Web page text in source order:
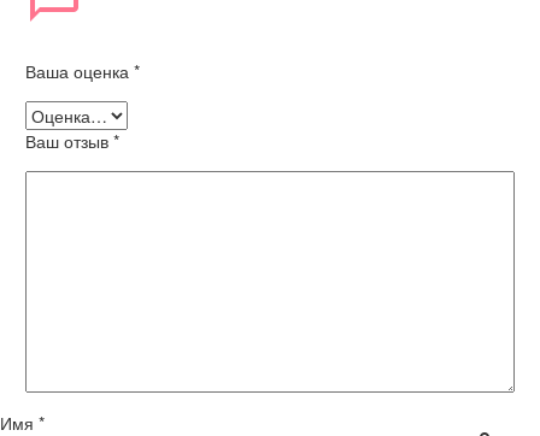
Ваша оценка *
Ваш отзыв *
Имя *